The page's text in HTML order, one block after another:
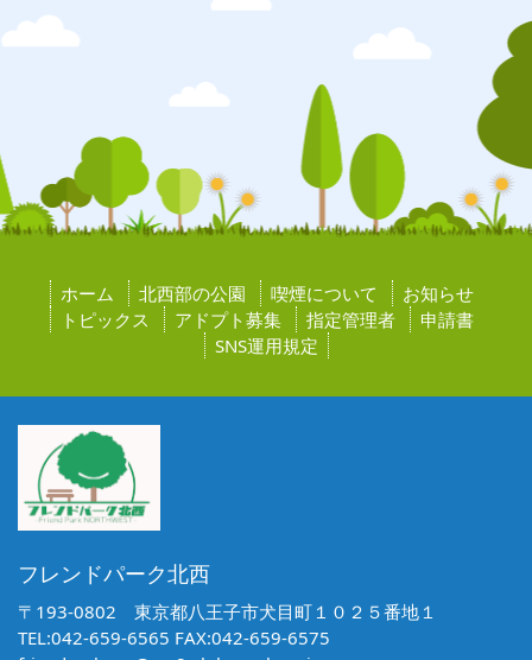
ホーム 北西部の公園 喫煙について
お知らせ
トピックス
アドプト募集 指定管理者
申請書
SNS運用規定
フレンドパーク北西
〒193-0802 東京都八王子市犬目町１０２５番地１
TEL:042-659-6565 FAX:042-659-6575